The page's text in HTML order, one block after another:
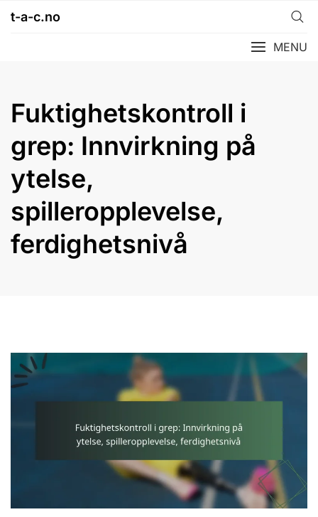
t-a-c.no
MENU
Fuktighetskontroll i
grep: Innvirkning på
ytelse,
spilleropplevelse,
ferdighetsnivå